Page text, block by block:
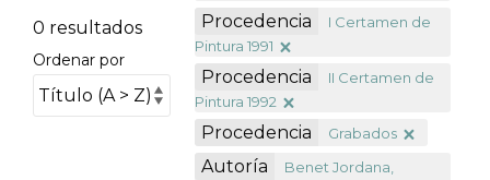
0 resultados
Ordenar por
Procedencia
I Certamen de
Pintura 1991
Procedencia
II Certamen de
Pintura 1992
Procedencia Grabados
Autoría
Benet Jordana,